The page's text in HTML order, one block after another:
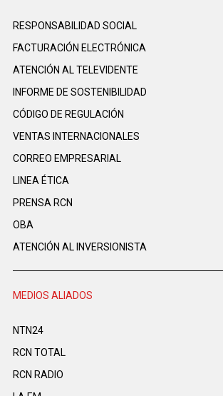
RESPONSABILIDAD SOCIAL
FACTURACIÓN ELECTRÓNICA
ATENCIÓN AL TELEVIDENTE
INFORME DE SOSTENIBILIDAD
CÓDIGO DE REGULACIÓN
VENTAS INTERNACIONALES
CORREO EMPRESARIAL
LINEA ÉTICA
PRENSA RCN
OBA
ATENCIÓN AL INVERSIONISTA
MEDIOS ALIADOS
NTN24
RCN TOTAL
RCN RADIO